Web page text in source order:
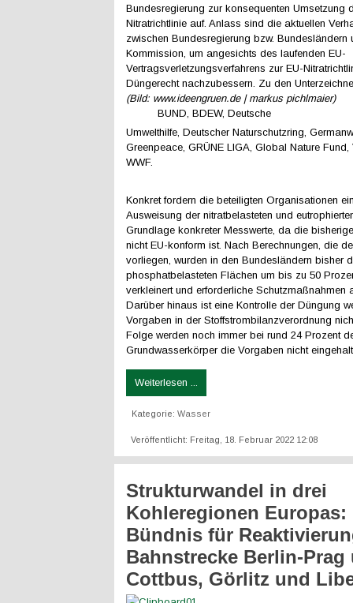
Bundesregierung zur konsequenten Umsetzung
Nitratrichtlinie auf. Anlass sind die aktuellen
zwischen Bundesregierung bzw. Bundesländern
Kommission, um angesichts des laufenden EU-
Vertragsverletzungsverfahrens zur EU-
Düngerecht nachzubessern. Zu den
(Bild: www.ideengruen.de | markus pichlmaier)
BUND, BDEW, Deutsche
Umwelthilfe, Deutscher Naturschutzring,
Greenpeace, GRÜNE LIGA, Global Nature
WWF.
Konkret fordern die beteiligten Organisationen
Ausweisung der nitratbelasteten und
Grundlage konkreter Messwerte, da die
nicht EU-konform ist. Nach Berechnungen, die
vorliegen, wurden in den Bundesländern bisher
phosphatbelasteten Flächen um bis zu 50
verkleinert und erforderliche Schutzmaßnahmen
Darüber hinaus ist eine Kontrolle der Düngung
Vorgaben in der Stoffstrombilanzverordnung
Folge werden noch immer bei rund 24 Prozent
Grundwasserkörper die Vorgaben nicht
Weiterlesen ...
Kategorie: Wasser
Veröffentlicht: Freitag, 18. Februar 2022 12:08
Strukturwandel in drei
Kohleregionen Europas:
Bündnis für
Bahnstrecke Berlin-Prag
Cottbus, Görlitz und